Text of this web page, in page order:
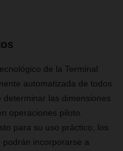
de la Terminal
automatizada de todos
determinar las dimensiones
operaciones piloto.
para su uso práctico, los
incorporarse a